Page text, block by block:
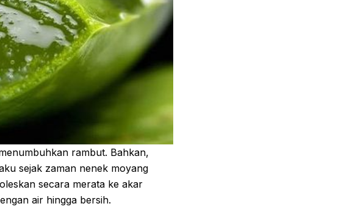
rambut. Bahkan,
sejak zaman nenek moyang
secara merata ke akar
air hingga bersih.